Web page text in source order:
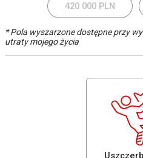
420 000 PLN
* Pola wyszarzone dostępne przy
utraty mojego życia